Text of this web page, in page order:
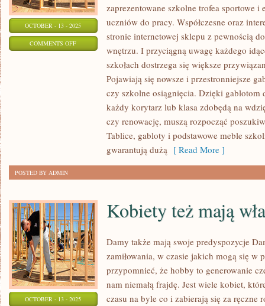
OCTOBER - 13 - 2025
COMMENTS OFFON
zaprezentowane szkolne trofea sportowe
uczniów do pracy. Współczesne oraz
stronie internetowej sklepu z pewnością
wnętrzu. I przyciągną uwagę każdego
szkołach dostrzega się większe
Pojawiają się nowsze i przestronniejsze
czy szkolne osiągnięcia. Dzięki gablotom
każdy korytarz lub klasa zdobędą na
czy renowację, muszą rozpocząć
Tablice, gabloty i podstawowe meble
gwarantują dużą [ Read More ]
POSTED BY ADMIN
OCTOBER - 13 - 2025
Kobiety też mają
Damy także mają swoje predyspozycje
zamiłowania, w czasie jakich mogą się w
przypomnieć, że hobby to generowanie
nam niemałą frajdę. Jest wiele kobiet,
czasu na byle co i zabierają się za